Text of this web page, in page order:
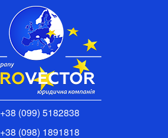
+38 (099) 5182838
+38 (098) 1891818